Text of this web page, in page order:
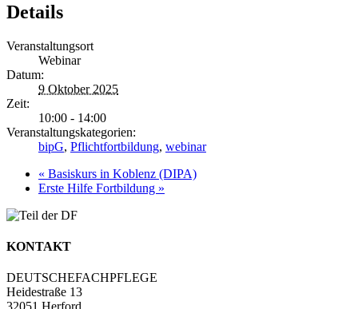
Details
Veranstaltungsort
Webinar
Datum:
9 Oktober 2025
Zeit:
10:00 - 14:00
Veranstaltungskategorien:
bipG, Pflichtfortbildung, webinar
« Basiskurs in Koblenz (DIPA)
Erste Hilfe Fortbildung »
KONTAKT
DEUTSCHEFACHPFLEGE
Heidestraße 13
32051 Herford